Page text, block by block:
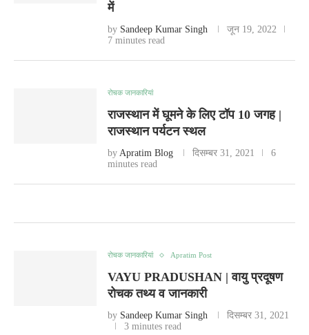
में
by Sandeep Kumar Singh
जून 19, 2022
7 minutes read
रोचक जानकारियां
राजस्थान में घूमने के लिए टॉप 10 जगह |
राजस्थान पर्यटन स्थल
by Apratim Blog दिसम्बर 31, 2021
6
minutes read
रोचक जानकारियां Apratim Post
VAYU PRADUSHAN | वायु प्रदूषण
रोचक तथ्य व जानकारी
by Sandeep Kumar Singh
दिसम्बर 31, 2021
3 minutes read